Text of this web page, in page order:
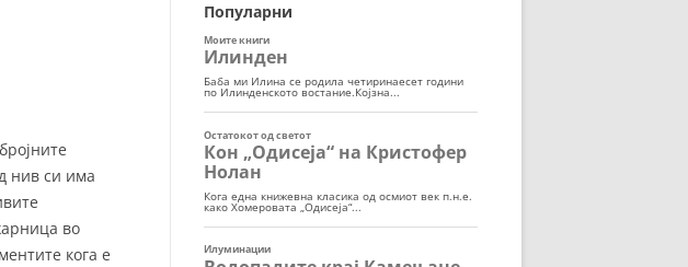
нив си има
во
кога е
Популарни